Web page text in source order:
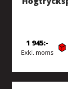
Exkl. moms
1 945